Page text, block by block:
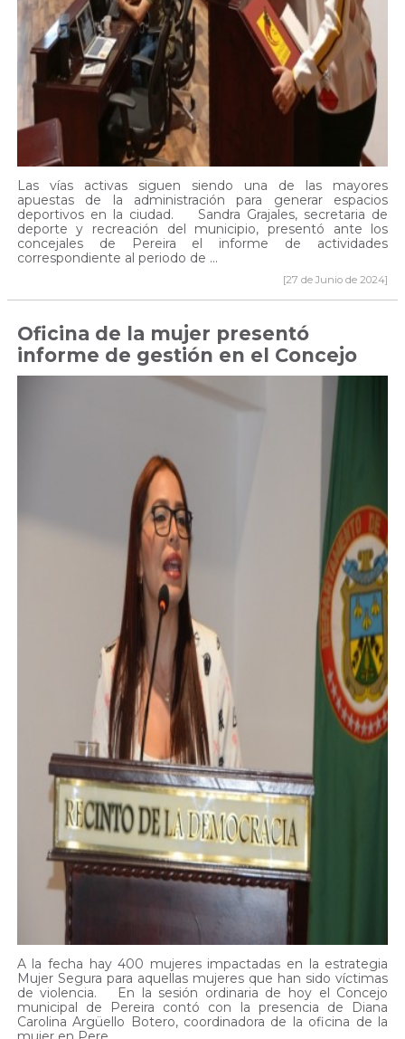
Las vías activas siguen siendo una de las mayores
apuestas de la administración para generar espacios
deportivos en la ciudad. Sandra Grajales, secretaria de
deporte y recreación del municipio, presentó ante los
concejales de Pereira el informe de actividades
correspondiente al periodo de ...
[27 de Junio de 2024]
Oficina de la mujer presentó
informe de gestión en el Concejo
A la fecha hay 400 mujeres impactadas en la estrategia
Mujer Segura para aquellas mujeres que han sido víctimas
de violencia. En la sesión ordinaria de hoy el Concejo
municipal de Pereira contó con la presencia de Diana
Carolina Argüello Botero, coordinadora de la oficina de la